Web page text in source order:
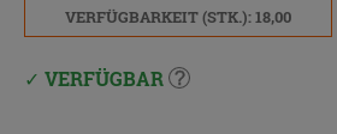
VERFÜGBARKEIT (STK.): 18,00
VERFÜGBAR